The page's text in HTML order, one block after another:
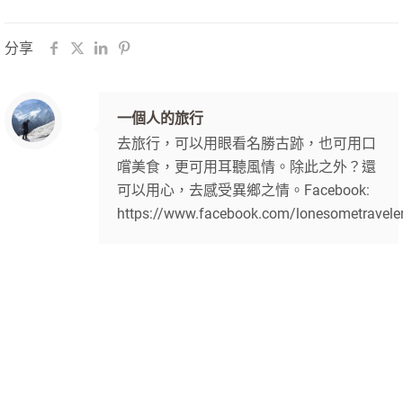
分享
一個人的旅行
去旅行，可以用眼看名勝古跡，也可用口
嚐美食，更可用耳聽風情。除此之外？還
可以用心，去感受異鄉之情。Facebook:
https://www.facebook.com/